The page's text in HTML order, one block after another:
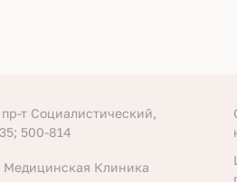
т Социалистический,
500-814
Медицинская Клиника